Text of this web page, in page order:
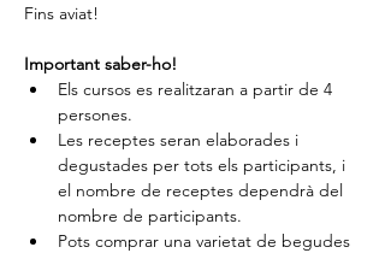
Fins aviat!
Important saber-ho!
Els cursos es realitzaran a partir de 4
persones.
Les receptes seran elaborades i
degustades per tots els participants, i
el nombre de receptes dependrà del
nombre de participants.
Pots comprar una varietat de begudes